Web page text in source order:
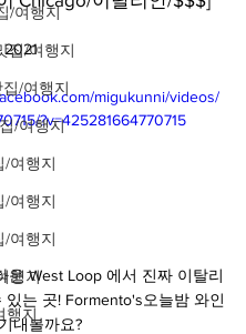
/여행지
집/여행지
/여행지
/여행지
/여행지
/여행지
/여행지
행지
행지
2021
migukunni/videos/
?v=425281664770715
운 West Loop 에서 진짜 이탈리
있는 곳! Formento's오늘밤 와인
내볼까요?